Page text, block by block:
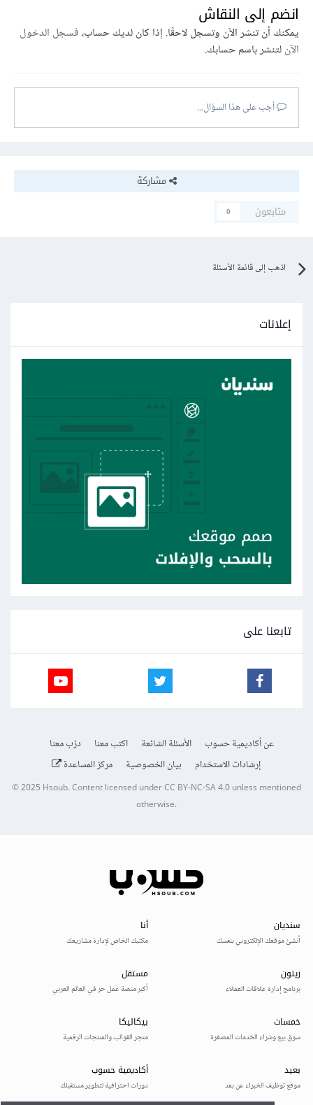
انضم إلى النقاش
يمكنك أن تنشر الآن وتسجل لاحقًا. إذا كان لديك حساب،فسجل الدخول
الآنلتنشر باسم حسابك.
أجب على هذا السؤال...
مشاركة
متابعون
0
اذهب إلى قائمة الأسئلة
إعلانات
تابعنا على
عن أكاديمية حسوب الأسئلة الشائعة اكتب معنا
درّب معنا
إرشادات الاستخدام
بيان الخصوصية مركز المساعدة
© 2025Hsoub.Content licensed underCC BY-NC-SA 4.0unless mentioned
otherwise.